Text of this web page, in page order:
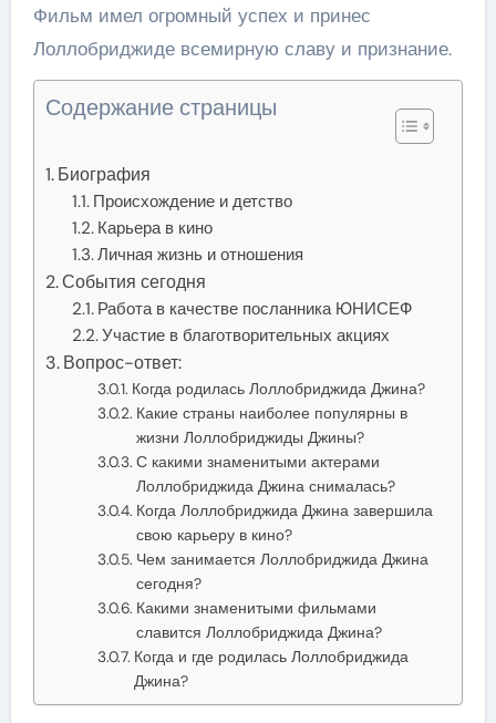
Фильм имел огромный успех и принес
Лоллобриджиде всемирную славу и признание.
Содержание страницы
Биография
Происхождение и детство
Карьера в кино
Личная жизнь и отношения
События сегодня
Работа в качестве посланника ЮНИСЕФ
Участие в благотворительных акциях
Вопрос-ответ:
Когда родилась Лоллобриджида Джина?
Какие страны наиболее популярны в
жизни Лоллобриджиды Джины?
С какими знаменитыми актерами
Лоллобриджида Джина снималась?
Когда Лоллобриджида Джина завершила
свою карьеру в кино?
Чем занимается Лоллобриджида Джина
сегодня?
Какими знаменитыми фильмами
славится Лоллобриджида Джина?
Когда и где родилась Лоллобриджида
Джина?